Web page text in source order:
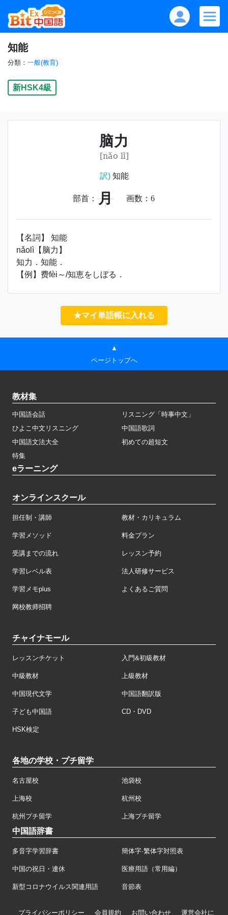
知能
分類： 一般(教育)
新HSK4級
脑力
[nǎo lì]
訳)知能
部首： 月 画数： 6
【名詞】 知能
nǎolì【脑力】
知力．知能．
【例】费fèi～/知恵をしぼる．
★マイ単語帳に入れる
▲
ページトップへ
教材集
中国語会話
リスニング「時事中文」
ひよこ中文リスニング
中国語歌詞
中国語文法大全
初めての超短文
特集
eラーニング
オンラインスクール
担任制・講師 教材・カリキュラム
学習メソッド 料金プラン
受講までの流れ レッスン予約
学習レベル表 法人研修サービス
学習メモplus よくあるご質問
网校教师招聘
チャイナモール
レッスンチケット 入門&初級教材
中級教材 上級教材
中国現代文学 中国語翻訳版
子ども中国語 CD・DVD
HSK検定
各地の学校・プチ留学
名古屋校 池袋校
上海校 杭州校
杭州プチ留学 上海プチ留学
中国語辞書
多音字学習辞書 簡体字·繁体字対照表
中国の祝日・連休 医療用語（常用編）
新型コロナウイルス関連用語 音節表
プライバシーポリシー 会員規約 お問い合わせ 運営会社に